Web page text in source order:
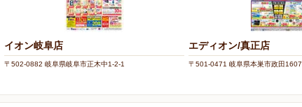
イオン岐阜店
〒502-0882 岐阜県岐阜市正木中1-2-1
エディオン/真正店
〒501-0471 岐阜県本巣市政田1607